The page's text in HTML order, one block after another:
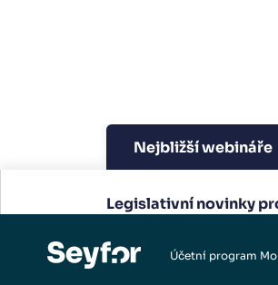
Copyright 2026
Účetní program
Nejbližší webináře
Legislativní novinky